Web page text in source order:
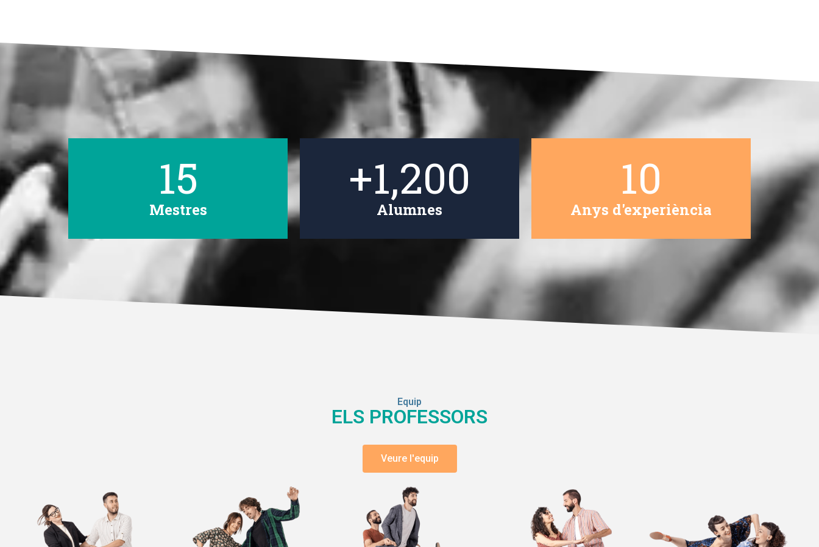
Mestres
15
Alumnes
+1,200
Anys d'experiència
10
Equip
ELS PROFESSORS
Veure l'equip